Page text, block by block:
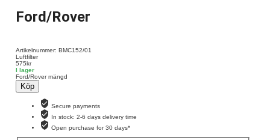
Ford/Rover
Artikelnummer: BMC152/01
Luftfilter
575kr
I lager
Ford/Rover mängd
Köp
Secure payments
In stock: 2-6 days delivery time
Open purchase for 30 days*